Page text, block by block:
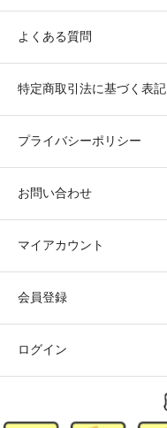
よくある質問
特定商取引法に基づく表記
プライバシーポリシー
お問い合わせ
マイアカウント
会員登録
ログイン